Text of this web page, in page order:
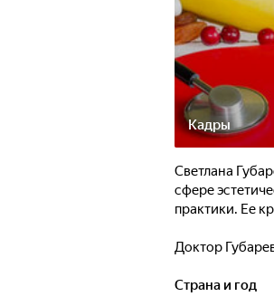
Кадры
Светлана
сфере
практики. Ее
Доктор
посоветует
Страна и год